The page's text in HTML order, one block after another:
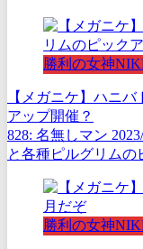
勝利の女神
【メガニケ】ハニ
アップ開催？
828: 名無しマン
と各種ピルグリムの
勝利の女神